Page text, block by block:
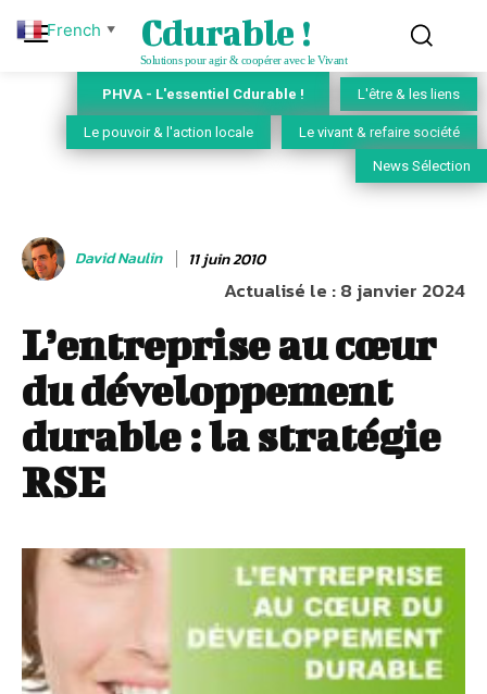
Cdurable !
Solutions pour agir & coopérer avec le Vivant
PHVA - L'essentiel Cdurable ! L'être & les liens
Le pouvoir & l'action locale Le vivant & refaire société
News Sélection
David Naulin 11 juin 2010
Actualisé le :8 janvier 2024
L’entreprise au cœur
du développement
durable : la stratégie
RSE
French ▼